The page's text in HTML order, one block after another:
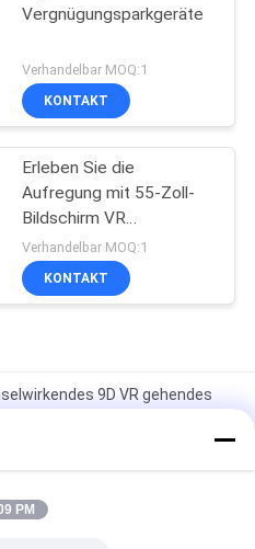
Vergnügungsparkgeräte
Verhandelbar MOQ:1
KONTAKT
Erleben Sie die
Aufregung mit 55-Zoll-
Bildschirm VR
Vergnügungspark
Ausrüstung
Verhandelbar MOQ:1
KONTAKT
9D VR gehendes
Innen-9D VR mit 6
Realität Arcade Game
PM